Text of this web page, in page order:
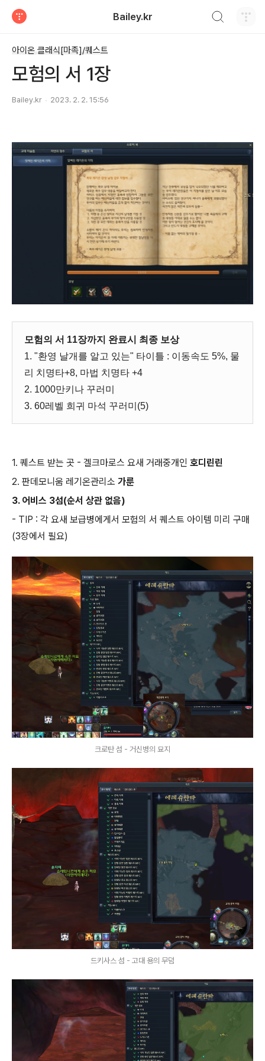
Bailey.kr
아이온 클래식[마족]/퀘스트
모험의 서 1장
Bailey.kr 2023. 2. 2. 15:56
모험의 서 11장까지 완료시 최종 보상
1. "환영 날개를 알고 있는" 타이틀 : 이동속도 5%, 물
리 치명타+8, 마법 치명타 +4
2. 1000만키나 꾸러미
3. 60레벨 희귀 마석 꾸러미(5)
1. 퀘스트 받는 곳 - 겔크마로스 요새 거래중개인 호디린린
2. 판데모니움 레기온관리소 가룬
3. 어비스 3섬(순서 상관 없음)
- TIP : 각 요새 보급병에게서 모험의 서 퀘스트 아이템 미리 구매
(3장에서 필요)
크로탄 섬 - 거신병의 묘지
드키사스 섬 - 고대 용의 무덤